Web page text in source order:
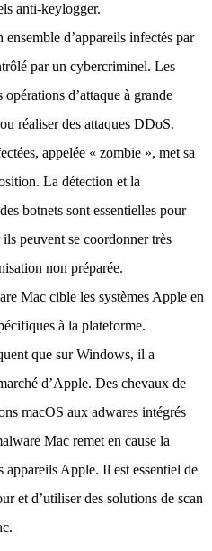
anti-keylogger.
ensemble d’appareils infectés par
par un cybercriminel. Les
d’attaque à grande
réaliser des attaques DDoS.
appelée « zombie », met sa
La détection et la
botnets sont essentielles pour
peuvent se coordonner très
non préparée.
Mac cible les systèmes Apple en
à la plateforme.
que sur Windows, il a
d’Apple. Des chevaux de
macOS aux adwares intégrés
Mac remet en cause la
appareils Apple. Il est essentiel de
et d’utiliser des solutions de scan